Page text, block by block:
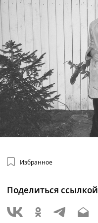
Избранное
Поделиться ссылкой